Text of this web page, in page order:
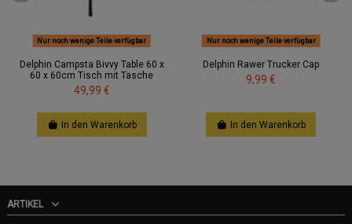
Nur noch wenige Teile verfügbar
Delphin Campsta Bivvy Table 60 x
60 x 60cm Tisch mit Tasche
49,99 €
In den Warenkorb
Nur noch wenige Teile verfügbar
Delphin Rawer Trucker Cap
9,99 €
In den Warenkorb
ARTIKEL